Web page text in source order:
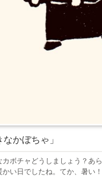
かぼちゃ」
カボチャどうしましょう？
い日でしたね。てか、暑い